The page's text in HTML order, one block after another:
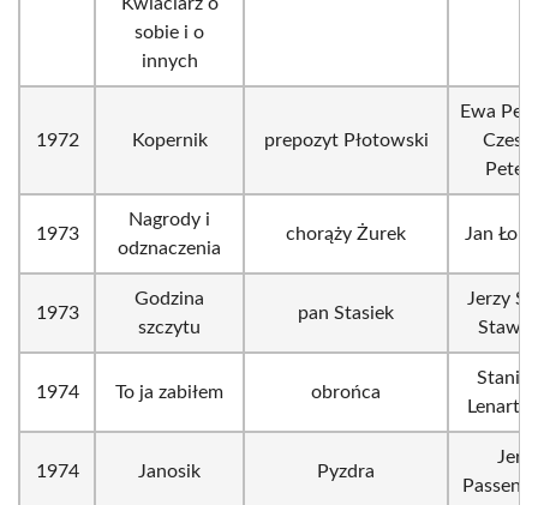
sobie i o
innych
1972 Kopernik prepozyt Płotowski
Ewa
1973
Nagrody i
odznaczenia
chorąży Żurek Jan
1973
Godzina
szczytu
pan Stasiek
Jerzy
1974 To ja zabiłem obrońca
1974 Janosik Pyzdra